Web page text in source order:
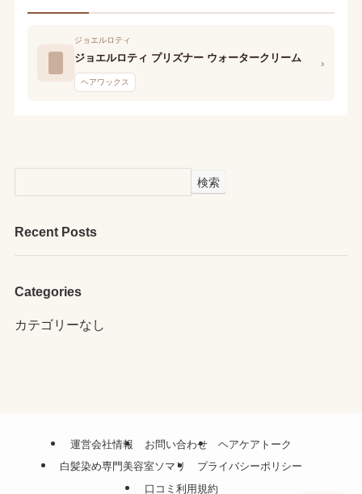
ジョエルロティ
ジョエルロティ プリズナー ウォータークリーム
ヘアワックス
›
検索
Recent Posts
Categories
カテゴリーなし
運営会社情報 お問い合わせ
ヘアケアトーク
白髪染め専門美容室ソマリ
プライバシーポリシー
口コミ利用規約